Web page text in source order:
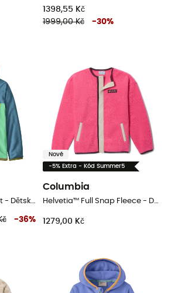
1398,55 Kč
1999,00 Kč
-30%
Micro D Snap-T Jacket - Dětská fleesová mikina
-36%
Nové
-5% Extra - Kód Summer5
Columbia
Helvetia™ Full Snap Fleece - Dětská fleesová mikina
1279,00 Kč